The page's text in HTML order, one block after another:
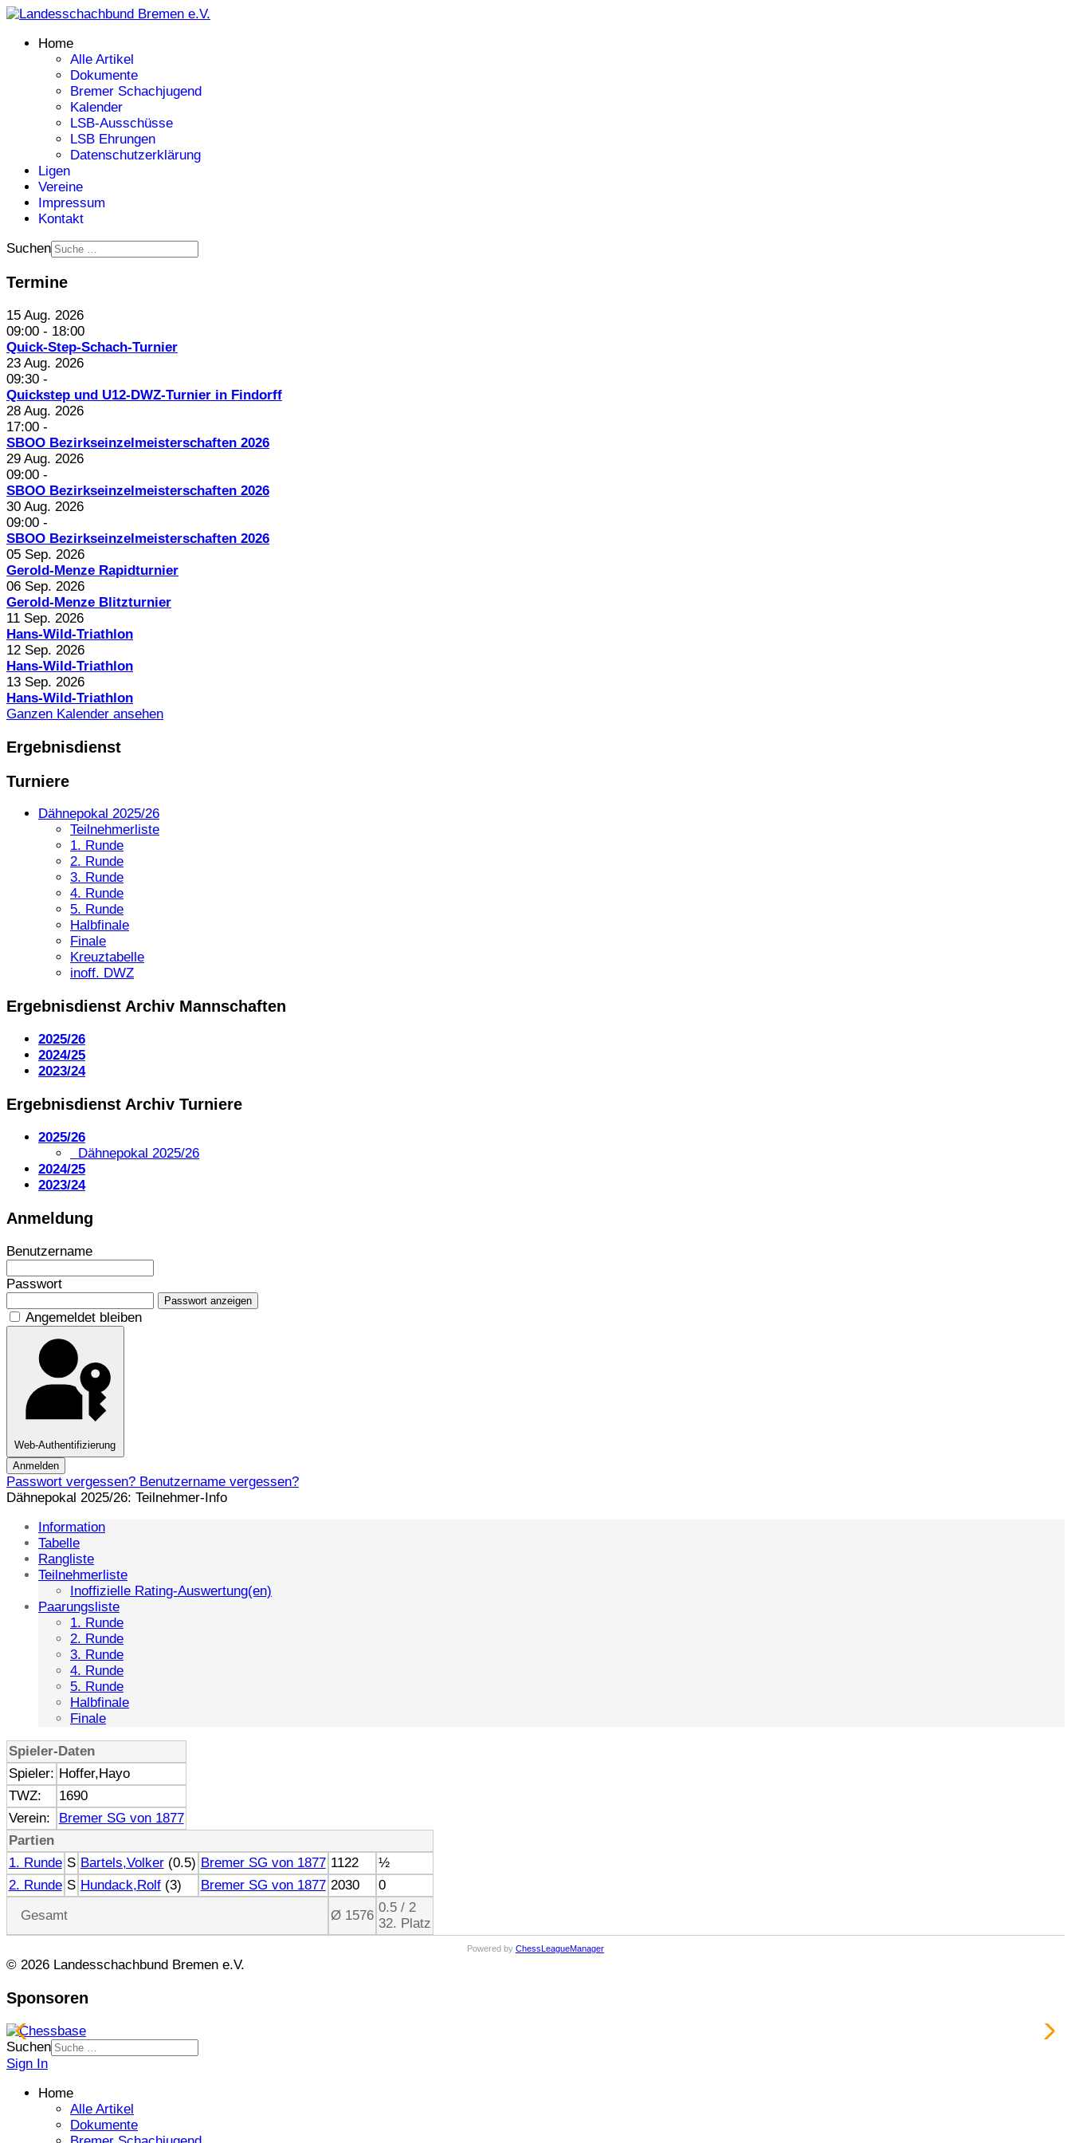
Home
Alle Artikel
Dokumente
Bremer Schachjugend
Kalender
LSB-Ausschüsse
LSB Ehrungen
Datenschutzerklärung
Ligen
Vereine
Impressum
Kontakt
Suchen
Termine
15 Aug. 2026
09:00 - 18:00
Quick-Step-Schach-Turnier
23 Aug. 2026
09:30 -
Quickstep und U12-DWZ-Turnier in Findorff
28 Aug. 2026
17:00 -
SBOO Bezirkseinzelmeisterschaften 2026
29 Aug. 2026
09:00 -
SBOO Bezirkseinzelmeisterschaften 2026
30 Aug. 2026
09:00 -
SBOO Bezirkseinzelmeisterschaften 2026
05 Sep. 2026
Gerold-Menze Rapidturnier
06 Sep. 2026
Gerold-Menze Blitzturnier
11 Sep. 2026
Hans-Wild-Triathlon
12 Sep. 2026
Hans-Wild-Triathlon
13 Sep. 2026
Hans-Wild-Triathlon
Ganzen Kalender ansehen
Ergebnisdienst
Turniere
Dähnepokal 2025/26
Teilnehmerliste
1. Runde
2. Runde
3. Runde
4. Runde
5. Runde
Halbfinale
Finale
Kreuztabelle
inoff. DWZ
Ergebnisdienst Archiv Mannschaften
2025/26
2024/25
2023/24
Ergebnisdienst Archiv Turniere
2025/26
Dähnepokal 2025/26
2024/25
2023/24
Anmeldung
Benutzername
Passwort
Passwort anzeigen
Angemeldet bleiben
Web-Authentifizierung
Anmelden
Passwort vergessen? Benutzername vergessen?
Dähnepokal 2025/26: Teilnehmer-Info
Information
Tabelle
Rangliste
Teilnehmerliste
Inoffizielle Rating-Auswertung(en)
Paarungsliste
1. Runde
2. Runde
3. Runde
4. Runde
5. Runde
Halbfinale
Finale
Spieler-Daten
Spieler: Hoffer,Hayo
TWZ:
1690
Verein:
Bremer SG von 1877
Partien
1. Runde S Bartels,Volker(0.5) Bremer SG von 1877 1122
½
2. Runde S Hundack,Rolf(3) Bremer SG von 1877 2030
0
Gesamt
Ø 1576
0.5 / 2
32. Platz
Powered by ChessLeagueManager
© 2026 Landesschachbund Bremen e.V.
Sponsoren
Suchen
Sign In
Home
Alle Artikel
Dokumente